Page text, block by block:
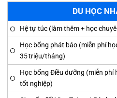
DU HỌC
Hệ tự túc (làm thêm + học
Học bổng phát báo (miễn phí
35 triệu/tháng)
Học bổng Điều dưỡng (miễn phí
tốt nghiệp)